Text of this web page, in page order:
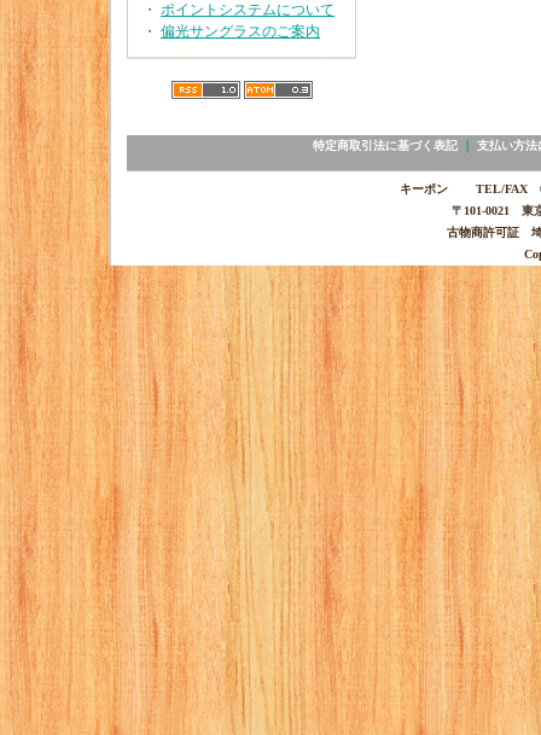
・ ポイントシステムについて
・ 偏光サングラスのご案内
特定商取引法に基づく表記｜ 支払い方法
キーポン TEL/FAX
〒101-0021 東
古物商許可証